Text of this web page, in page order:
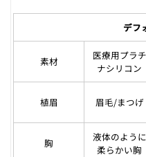
デフ
素材
医療用プラチ
ナシリコン
植眉 眉毛/まつげ
胸
液体のように
柔らかい胸